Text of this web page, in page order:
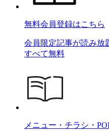
無料会員登録はこちら
会員限定記事が読み放
すべて無料
メニュー・チラシ・